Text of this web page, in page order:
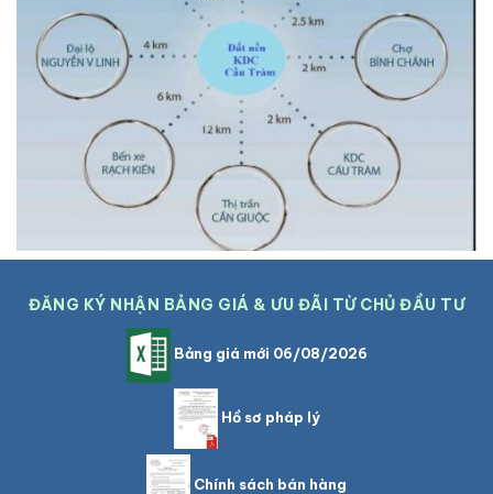
ĐĂNG KÝ NHẬN BẢNG GIÁ & ƯU ĐÃI TỪ CHỦ ĐẦU TƯ
Bảng giá mới 06/08/2026
Hồ sơ pháp lý
Chính sách bán hàng